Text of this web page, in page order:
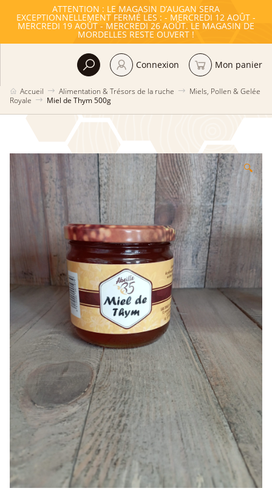
ATTENTION : LE MAGASIN D’AUGAN SERA
EXCEPTIONNELLEMENT FERMÉ LES : - MERCREDI 12 AOÛT -
MERCREDI 19 AOÛT - MERCREDI 26 AOÛT. LE MAGASIN DE
MORDELLES RESTE OUVERT !
Accueil Alimentation & Trésors de la ruche
Miels, Pollen & Gelée
Royale
Miel de Thym 500g
Connexion Mon panier
🔍